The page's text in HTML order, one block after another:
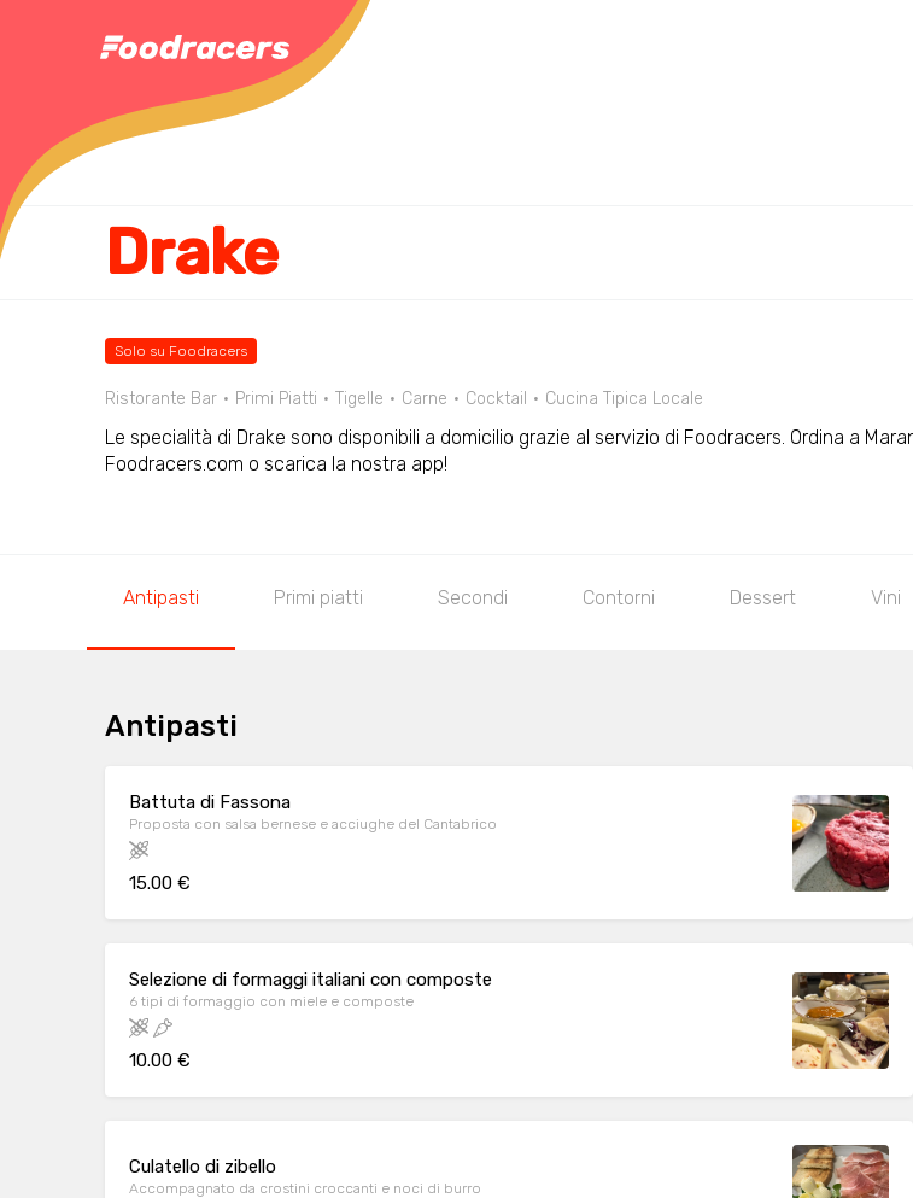
Drake
Solo su Foodracers
Ristorante Bar Primi Piatti Tigelle Carne Cocktail Cucina Tipica Locale
Le specialità di Drake sono disponibili a domicilio grazie al servizio di Foodracers. Ordina a
Foodracers.com o scarica la nostra app!
Antipasti Primi piatti Secondi Contorni Dessert Vini
Antipasti
Battuta di Fassona
Proposta con salsa bernese e acciughe del Cantabrico
15.00 €
Selezione di formaggi italiani con composte
6 tipi di formaggio con miele e composte
10.00 €
Culatello di zibello
Accompagnato da crostini croccanti e noci di burro